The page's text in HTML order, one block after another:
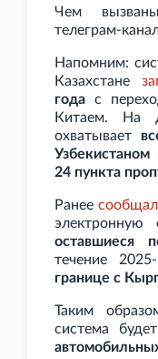
Чем
телеграм-
Напомним:
Казахстане
года с
Китаем. На
охватывает
24 пункта
Ранее
электронную
оставшиеся
течение
границе с
Таким
система